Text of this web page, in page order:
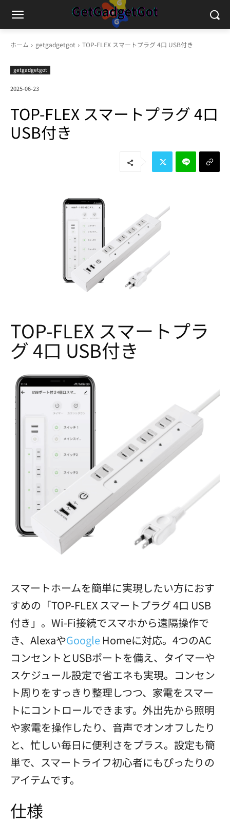
ホーム getgadgetgot TOP-FLEX スマートプラグ 4口 USB付き
getgadgetgot
2025-06-23
TOP-FLEX スマートプラグ 4口
USB付き
TOP-FLEX スマートプラ
グ 4口 USB付き
スマートホームを簡単に実現したい方におす
すめの「TOP-FLEX スマートプラグ 4口 USB
付き」。Wi-Fi接続でスマホから遠隔操作で
き、AlexaやGoogle Homeに対応。4つのAC
コンセントとUSBポートを備え、タイマーや
スケジュール設定で省エネも実現。コンセン
ト周りをすっきり整理しつつ、家電をスマー
トにコントロールできます。外出先から照明
や家電を操作したり、音声でオンオフしたり
と、忙しい毎日に便利さをプラス。設定も簡
単で、スマートライフ初心者にもぴったりの
アイテムです。
仕様